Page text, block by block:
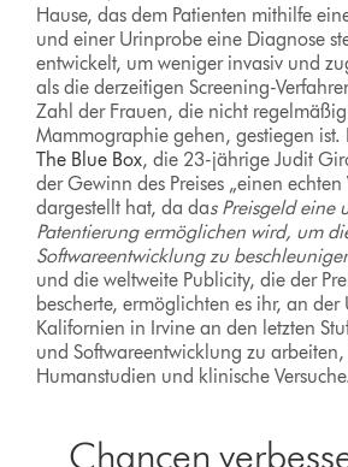
Hause, das dem Patienten mithilfe
und einer Urinprobe eine Diagnose
entwickelt, um weniger invasiv und
als die derzeitigen Screening-
Zahl der Frauen, die nicht
Mammographie gehen, gestiegen ist.
The Blue Box, die 23-jährige Judit
der Gewinn des Preises „einen
dargestellt hat, da das Preisgeld eine
Patentierung ermöglichen wird, um
Softwareentwicklung zu
und die weltweite Publicity, die der
bescherte, ermöglichten es ihr, an der
Kalifornien in Irvine an den letzten
und Softwareentwicklung zu
Humanstudien und klinische Versuche.
Chancen